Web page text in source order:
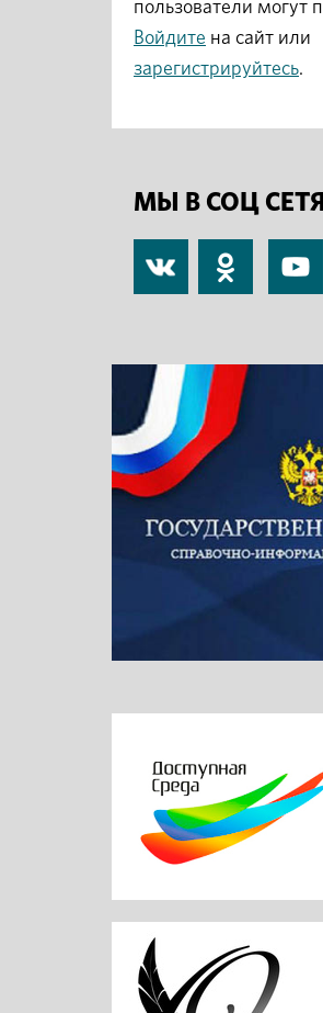
пользователи могут
Войдите на сайт или
зарегистрируйтесь.
МЫ В СОЦ
Одноклассники